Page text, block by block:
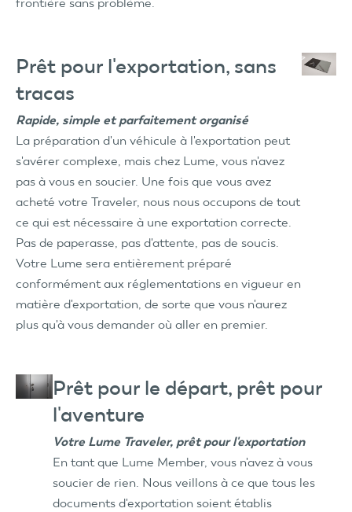
Prêt pour l'exportation, sans
tracas
Rapide, simple et parfaitement organisé
La préparation d'un véhicule à l'exportation peut
s'avérer complexe, mais chez Lume, vous n'avez
pas à vous en soucier. Une fois que vous avez
acheté votre Traveler, nous nous occupons de tout
ce qui est nécessaire à une exportation correcte.
Pas de paperasse, pas d'attente, pas de soucis.
Votre Lume sera entièrement préparé
conformément aux réglementations en vigueur en
matière d'exportation, de sorte que vous n'aurez
plus qu'à vous demander où aller en premier.
Prêt pour le départ, prêt pour
l'aventure
Votre Lume Traveler, prêt pour l'exportation
En tant que Lume Member, vous n'avez à vous
soucier de rien. Nous veillons à ce que tous les
documents d'exportation soient établis